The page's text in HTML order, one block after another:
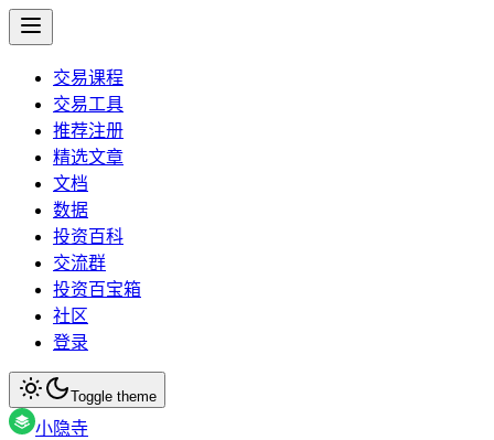
交易课程
交易工具
推荐注册
精选文章
文档
数据
投资百科
交流群
投资百宝箱
社区
登录
Toggle theme
小隐寺